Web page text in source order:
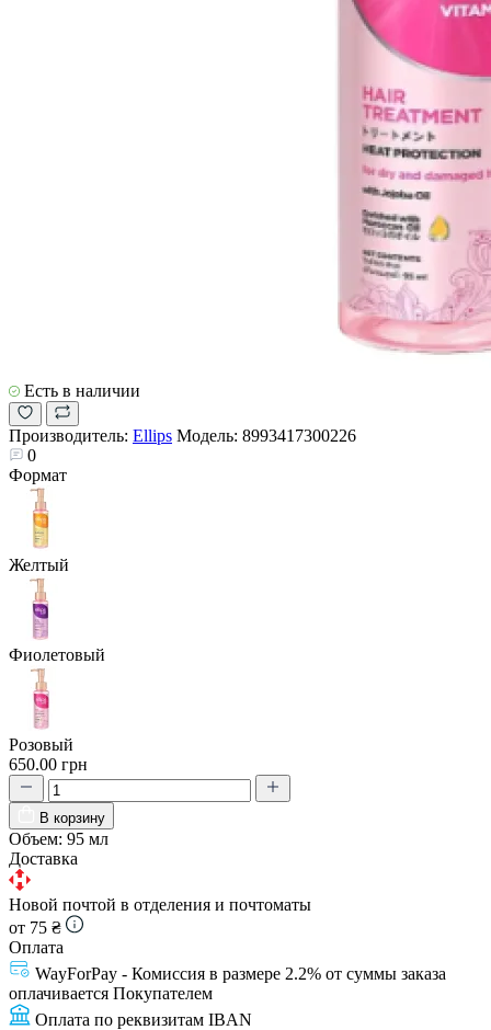
Есть в наличии
Производитель: Ellips Модель: 8993417300226
0
Формат
Желтый
Фиолетовый
Розовый
650.00 грн
В корзину
Объем: 95 мл
Доставка
Новой почтой в отделения и почтоматы
от 75 ₴
Оплата
WayForPay - Комиссия в размере 2.2% от суммы заказа
оплачивается Покупателем
Оплата по реквизитам IBAN